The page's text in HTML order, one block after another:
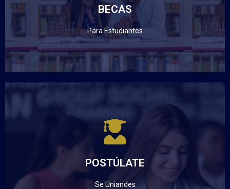
BECAS
Para Estudiantes
Haz clic aquí
POSTÚLATE
Se Uniandes
SE PARTE
Haz clic aquí